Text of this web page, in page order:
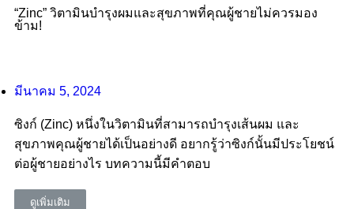
“Zinc” วิตามินบำรุงผมและสุขภาพที่คุณผู้ชายไม่ควรมอง
ข้าม!
มีนาคม 5, 2024
ซิงก์ (Zinc) หนึ่งในวิตามินที่สามารถบำรุงเส้นผม และ
สุขภาพคุณผู้ชายได้เป็นอย่างดี อยากรู้ว่าซิงก์นั้นมีประโยชน์
ต่อผู้ชายอย่างไร บทความนี้มีคำตอบ
ดูเพิ่มเติม